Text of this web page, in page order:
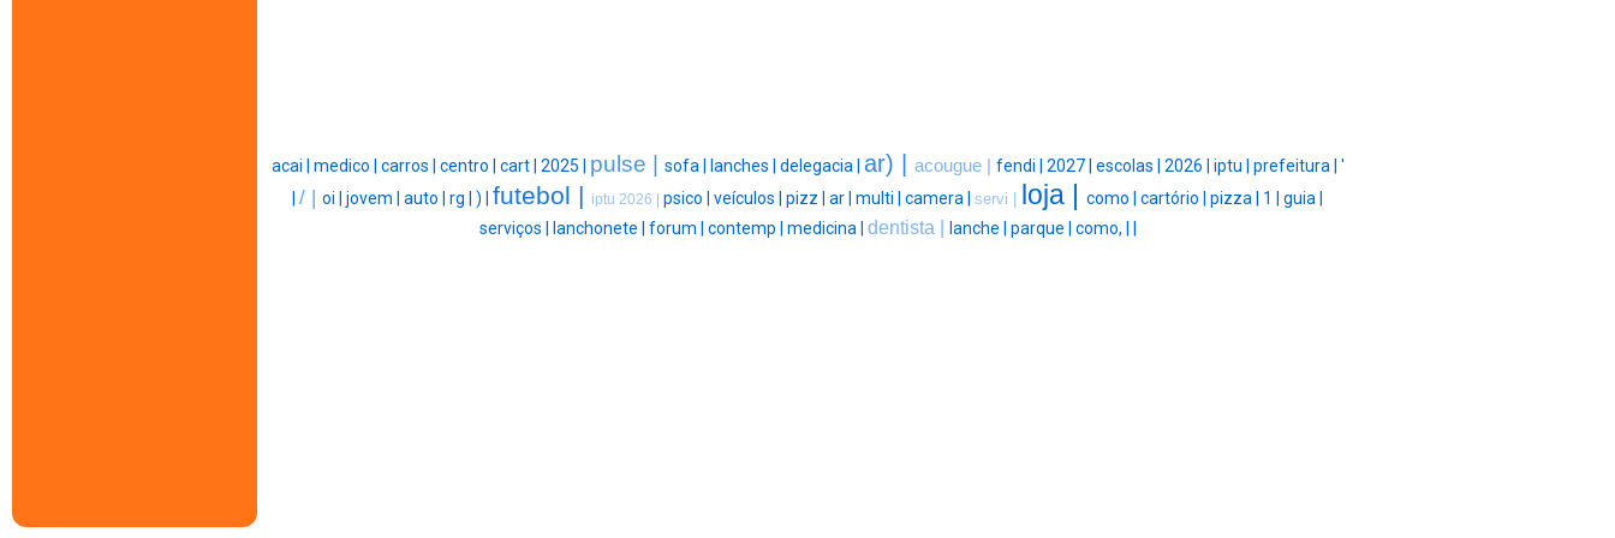
acai | medico | carros | centro | cart | 2025 | pulse | sofa | lanches | delegacia | ar) | acougue | fendi | 2027 | escolas | 2026 | iptu | prefeitura | '
/ | oi | jovem | auto | rg | ) | futebol | iptu 2026 | psico | veículos | pizz | ar | multi | camera | servi | loja | como | cartório | pizza | 1 | guia |
serviços |
lanchonete | forum | contemp | medicina | dentista | lanche | parque | como, |